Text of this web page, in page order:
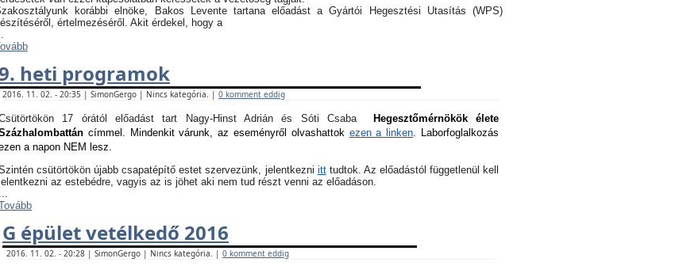
korábbi elnöke, Bakos Levente tartana előadást a Gyártói Hegesztési Utasítás (WPS)
értelmezéséről. Akit érdekel, hogy a
heti programok
2016. 11. 02. - 20:35 | SimonGergo | Nincs kategória. | 0 komment eddig
17 órától előadást tart Nagy-Hinst Adrián és Sóti Csaba
Hegesztőmérnökök élete
címmel. Mindenkit várunk, az eseményről olvashattok ezen a linken. Laborfoglalkozás
a napon NEM lesz.
csütörtökön újabb csapatépítő estet szervezünk, jelentkezni itttudtok. Az előadástól függetlenül kell
az estebédre, vagyis az is jöhet aki nem tud részt venni az előadáson.
...
G épület vetélkedő 2016
2016. 11. 02. - 20:28 | SimonGergo | Nincs kategória. | 0 komment eddig